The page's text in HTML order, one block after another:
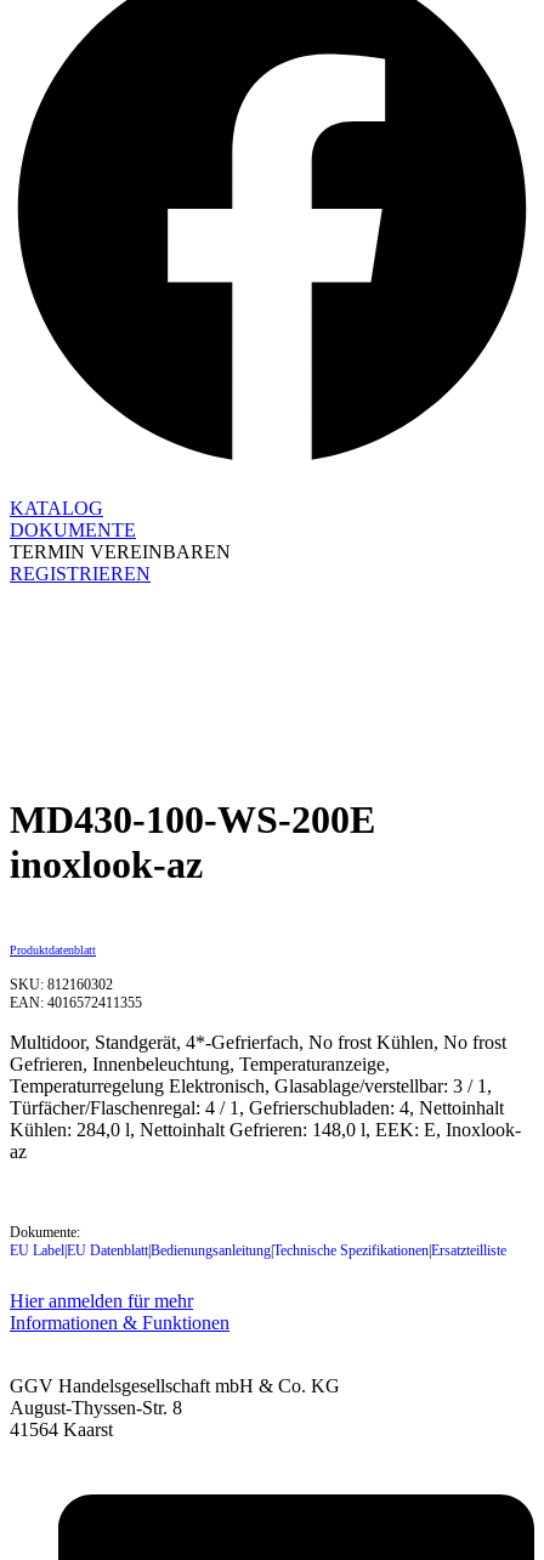
KATALOG
DOKUMENTE
TERMIN VEREINBAREN
REGISTRIEREN
MD430-100-WS-200E
inoxlook-az
Produktdatenblatt
SKU: 812160302
EAN: 4016572411355
Multidoor, Standgerät, 4*-Gefrierfach, No frost Kühlen, No frost
Gefrieren, Innenbeleuchtung, Temperaturanzeige,
Temperaturregelung Elektronisch, Glasablage/verstellbar: 3 / 1,
Türfächer/Flaschenregal: 4 / 1, Gefrierschubladen: 4, Nettoinhalt
Kühlen: 284,0 l, Nettoinhalt Gefrieren: 148,0 l, EEK: E, Inoxlook-
az
Dokumente:
EU Label|EU Datenblatt|Bedienungsanleitung|Technische Spezifikationen|Ersatzteilliste
Hier anmelden für mehr
Informationen & Funktionen
GGV Handelsgesellschaft mbH & Co. KG
August-Thyssen-Str. 8
41564 Kaarst